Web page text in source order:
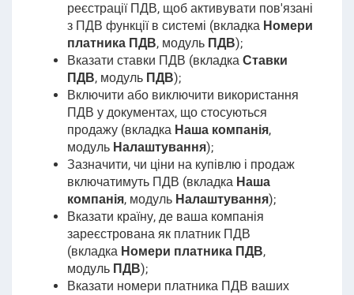
реєстрації ПДВ, щоб активувати пов'язані
з ПДВ функції в системі (вкладкаНомери
платника ПДВ, модуль ПДВ);
Вказати ставки ПДВ (вкладкаСтавки
ПДВ, модуль ПДВ);
Включити або виключити використання
ПДВ у документах, що стосуються
продажу (вкладкаНаша компанія,
модульНалаштування);
Зазначити, чи ціни на купівлю і продаж
включатимуть ПДВ (вкладкаНаша
компанія, модульНалаштування);
Вказати країну, де ваша компанія
зареєстрована як платник ПДВ
(вкладкаНомери платника ПДВ,
модуль ПДВ);
Вказати номери платника ПДВ ваших